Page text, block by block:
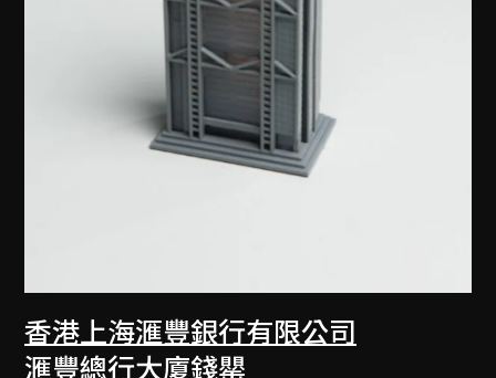
香港上海滙豐銀行有限公司
滙豐總行大廈錢罌